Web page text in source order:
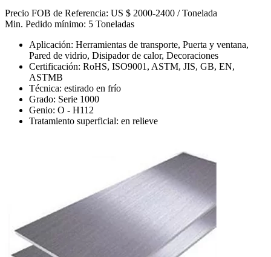
Precio FOB de Referencia: US $ 2000-2400 / Tonelada
Min. Pedido mínimo: 5 Toneladas
Aplicación: Herramientas de transporte, Puerta y ventana,
Pared de vidrio, Disipador de calor, Decoraciones
Certificación: RoHS, ISO9001, ASTM, JIS, GB, EN,
ASTMB
Técnica: estirado en frío
Grado: Serie 1000
Genio: O - H112
Tratamiento superficial: en relieve